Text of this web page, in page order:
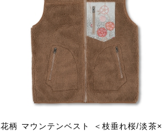
花柄 マウンテンベスト ＜枝垂れ桜/淡茶×